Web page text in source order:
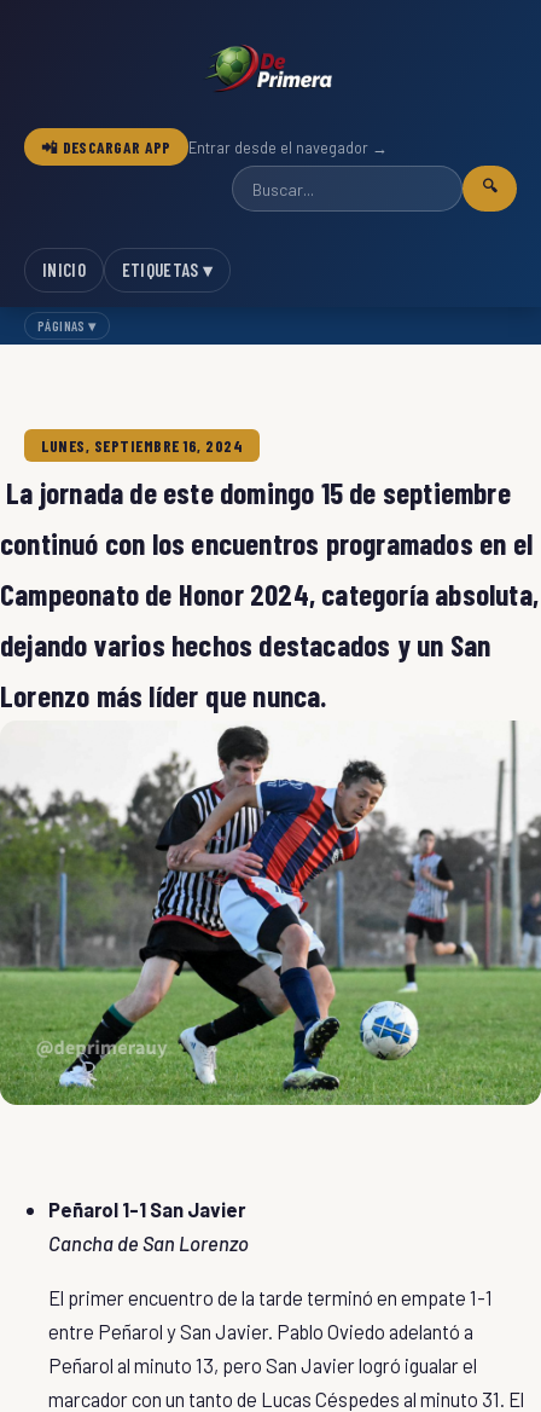
📲 DESCARGAR APP Entrar desde el navegador →
🔍
INICIO ETIQUETAS ▾
PÁGINAS ▾
LUNES, SEPTIEMBRE 16, 2024
La jornada de este domingo 15 de septiembre
continuó con los encuentros programados en el
Campeonato de Honor 2024, categoría absoluta,
dejando varios hechos destacados y un San
Lorenzo más líder que nunca.
Peñarol 1-1 San Javier
Cancha de San Lorenzo
El primer encuentro de la tarde terminó en empate 1-1
entre Peñarol y San Javier. Pablo Oviedo adelantó a
Peñarol al minuto 13, pero San Javier logró igualar el
marcador con un tanto de Lucas Céspedes al minuto 31. El